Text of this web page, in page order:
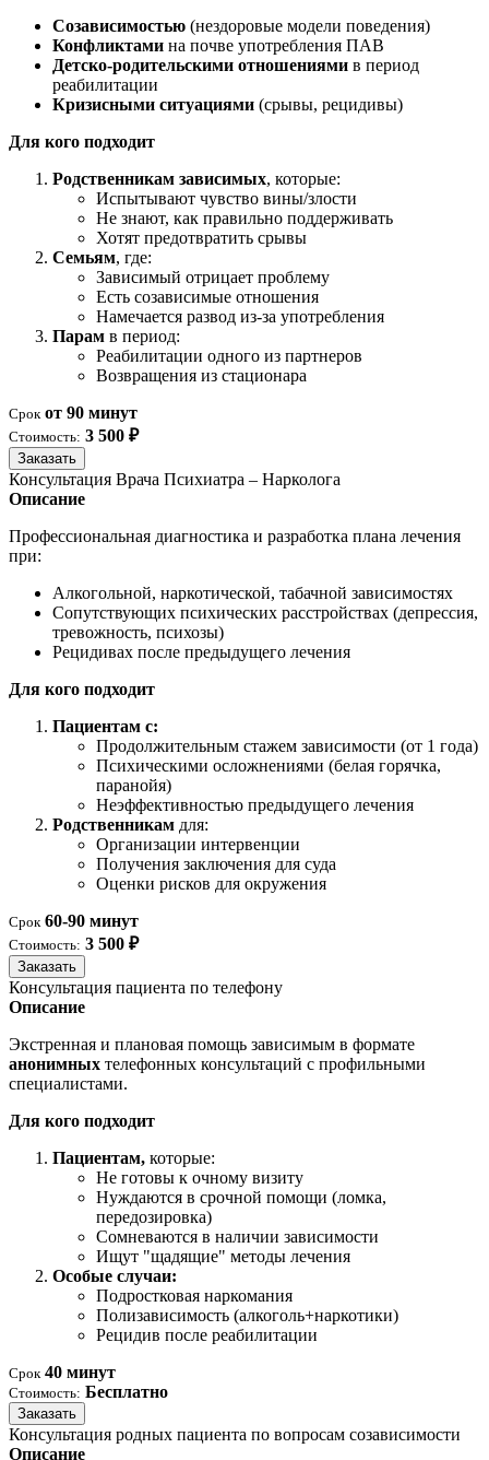
Созависимостью (нездоровые модели поведения)
Конфликтами на почве употребления ПАВ
Детско-родительскими отношениями в период
реабилитации
Кризисными ситуациями (срывы, рецидивы)
Для кого подходит
Родственникам зависимых, которые:
Испытывают чувство вины/злости
Не знают, как правильно поддерживать
Хотят предотвратить срывы
Семьям, где:
Зависимый отрицает проблему
Есть созависимые отношения
Намечается развод из-за употребления
Парам в период:
Реабилитации одного из партнеров
Возвращения из стационара
Срок от 90 минут
Стоимость: 3 500 ₽
Заказать
Консультация Врача Психиатра – Нарколога
Описание
Профессиональная диагностика и разработка плана лечения
при:
Алкогольной, наркотической, табачной зависимостях
Сопутствующих психических расстройствах (депрессия,
тревожность, психозы)
Рецидивах после предыдущего лечения
Для кого подходит
Пациентам с:
Продолжительным стажем зависимости (от 1 года)
Психическими осложнениями (белая горячка,
паранойя)
Неэффективностью предыдущего лечения
Родственникам для:
Организации интервенции
Получения заключения для суда
Оценки рисков для окружения
Срок 60-90 минут
Стоимость: 3 500 ₽
Заказать
Консультация пациента по телефону
Описание
Экстренная и плановая помощь зависимым в формате
анонимных телефонных консультаций с профильными
специалистами.
Для кого подходит
Пациентам, которые:
Не готовы к очному визиту
Нуждаются в срочной помощи (ломка,
передозировка)
Сомневаются в наличии зависимости
Ищут "щадящие" методы лечения
Особые случаи:
Подростковая наркомания
Полизависимость (алкоголь+наркотики)
Рецидив после реабилитации
Срок 40 минут
Стоимость: Бесплатно
Заказать
Консультация родных пациента по вопросам созависимости
Описание